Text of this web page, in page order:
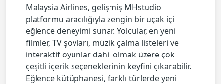
Malaysia Airlines, gelişmiş MHstudio
platformu aracılığıyla zengin bir uçak içi
eğlence deneyimi sunar. Yolcular, en yeni
filmler, TV şovları, müzik çalma listeleri ve
interaktif oyunlar dahil olmak üzere çok
çeşitli içerik seçeneklerinin keyfini çıkarabilir.
Eğlence kütüphanesi, farklı türlerde yeni